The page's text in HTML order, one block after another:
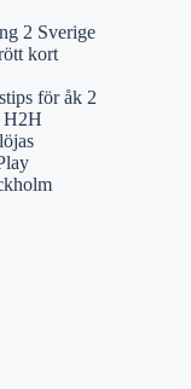
2 Sverige
kort
för åk 2
H2H